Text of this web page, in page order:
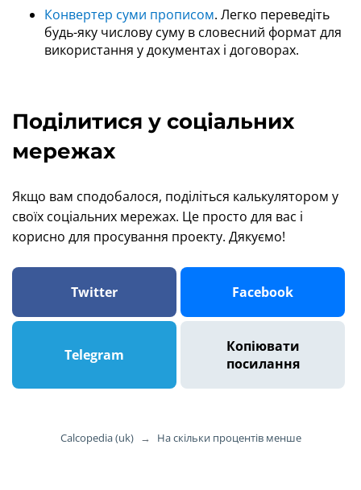
Конвертер суми прописом. Легко переведіть
будь-яку числову суму в словесний формат для
використання у документах і договорах.
Поділитися у соціальних
мережах
Якщо вам сподобалося, поділіться калькулятором у
своїх соціальних мережах. Це просто для вас і
корисно для просування проекту. Дякуємо!
Twitter Facebook
Telegram
Копіювати
посилання
Calcopedia (uk) → На скільки процентів менше